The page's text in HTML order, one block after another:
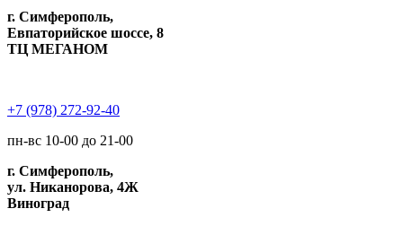
г. Симферополь,
Евпаторийское шоссе, 8
ТЦ МЕГАНОМ
+7 (978) 272-92-40
пн-вс 10-00 до 21-00
г. Симферополь,
ул. Никанорова, 4Ж
Виноград